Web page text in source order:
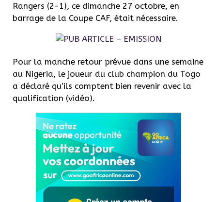
Rangers (2-1), ce dimanche 27 octobre, en
barrage de la Coupe CAF, était nécessaire.
Pour la manche retour prévue dans une semaine
au Nigeria, le joueur du club champion du Togo
a déclaré qu’ils comptent bien revenir avec la
qualification (vidéo).